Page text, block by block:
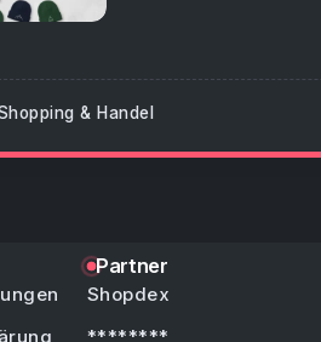
& Handel
Partner
Shopdex
********